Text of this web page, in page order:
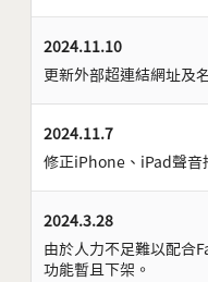
2024.11.10
更新外部超連結網址及
2024.11.7
修正iPhone、iPad聲音
2024.3.28
由於人力不足難以配合
功能暫且下架。